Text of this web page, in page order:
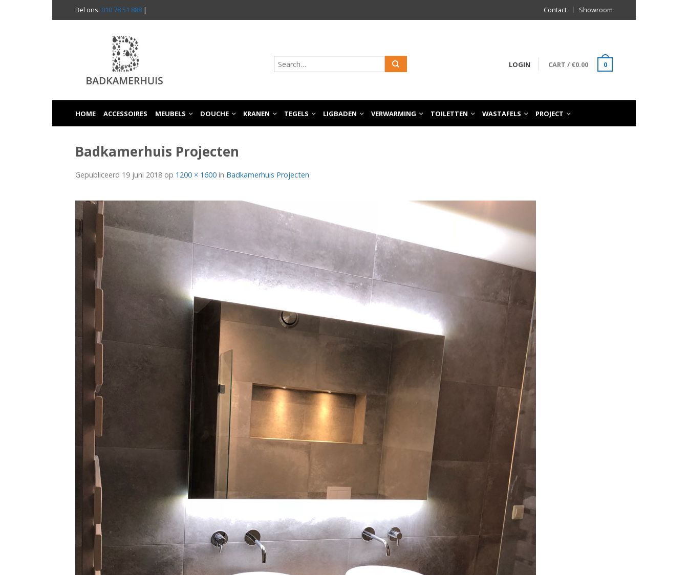
Bel ons: 010 78 51 888 | Contact Showroom
LOGIN CART / €0.00 0
HOME ACCESSOIRES MEUBELS DOUCHE KRANEN TEGELS LIGBADEN VERWARMING TOILETTEN WASTAFELS PROJECT
Badkamerhuis Projecten
Gepubliceerd 19 juni 2018 op 1200 × 1600 in Badkamerhuis Projecten